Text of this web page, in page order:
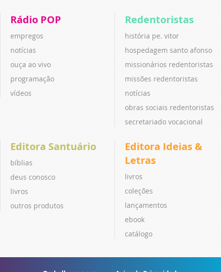
Rádio POP
empregos
notícias
ouça ao vivo
programação
vídeos
Redentoristas
história pe. vitor
hospedagem santo afonso
missionários redentoristas
missões redentoristas
notícias
obras sociais redentoristas
secretariado vocacional
Editora Santuário
bíblias
deus conosco
livros
outros produtos
Editora Ideias &
Letras
livros
coleções
lançamentos
ebook
catálogo